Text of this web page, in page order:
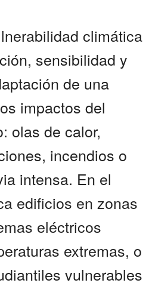
climática
sensibilidad y
de una
impactos del
olas de calor,
incendios o
intensa. En el
edificios en zonas
eléctricos
extremas, o
vulnerables